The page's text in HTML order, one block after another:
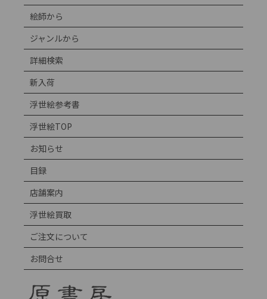
絵師から
ジャンルから
詳細検索
新入荷
浮世絵参考書
浮世絵TOP
お知らせ
目録
店舗案内
浮世絵買取
ご注文について
お問合せ